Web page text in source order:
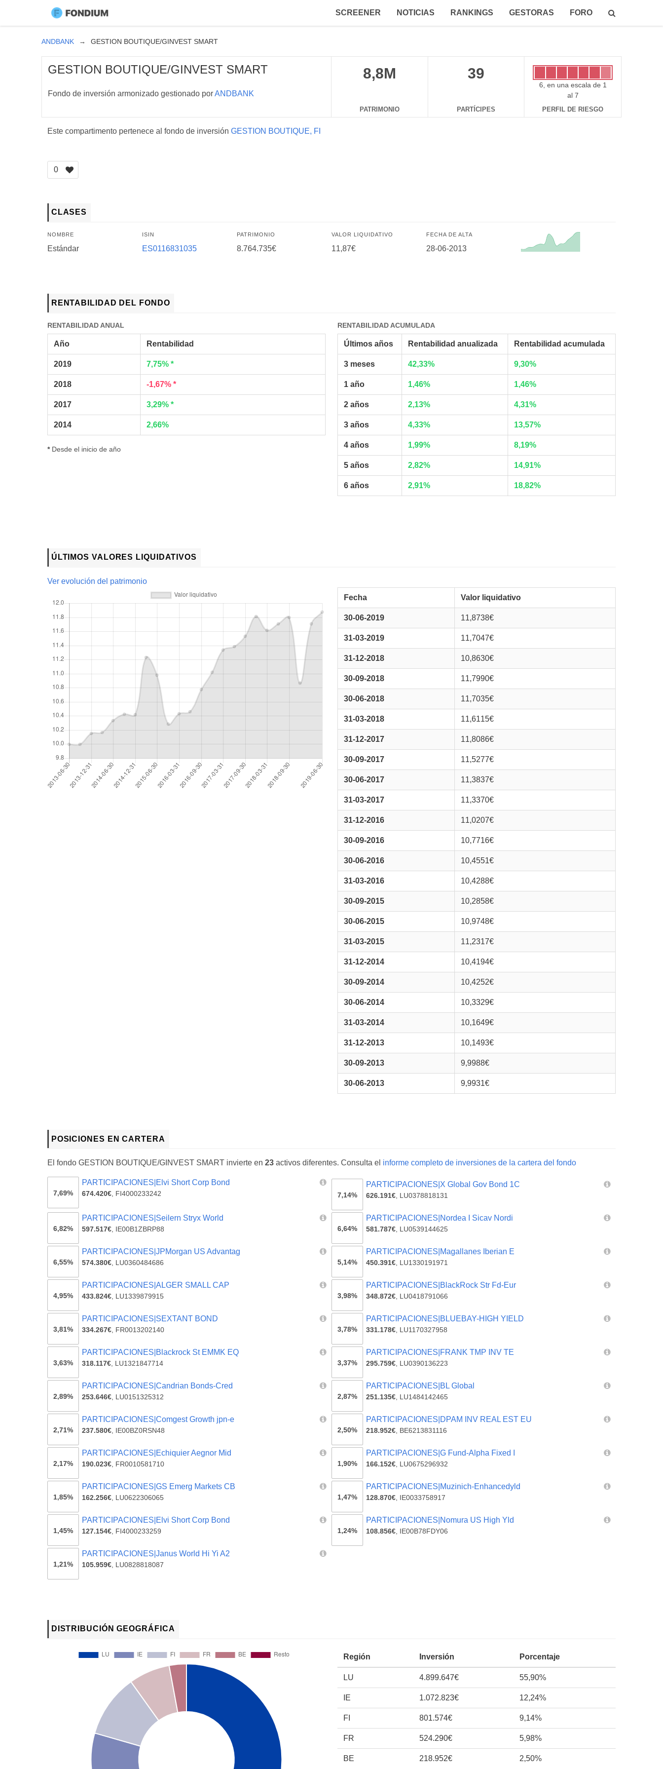
SCREENER NOTICIAS RANKINGS GESTORAS FORO
ANDBANK GESTION BOUTIQUE/GINVEST SMART
GESTION BOUTIQUE/GINVEST SMART
Fondo de inversión armonizado gestionado porANDBANK
8,8M
PATRIMONIO
39
PARTÍCIPES
6, en una escala de 1
al 7
PERFIL DE RIESGO
Este compartimento pertenece al fondo de inversión GESTION BOUTIQUE, FI
0
CLASES
NOMBRE
Estándar
ISIN
ES0116831035
PATRIMONIO
8.764.735€
VALOR LIQUIDATIVO
11,87€
FECHA DE ALTA
28-06-2013
RENTABILIDAD DEL FONDO
RENTABILIDAD ANUAL
Año Rentabilidad
2019 7,75% *
2018 -1,67% *
2017 3,29% *
2014 2,66%
*Desde el inicio de año
RENTABILIDAD ACUMULADA
Últimos años Rentabilidad anualizada Rentabilidad acumulada
3 meses 42,33% 9,30%
1 año 1,46% 1,46%
2 años 2,13% 4,31%
3 años 4,33% 13,57%
4 años 1,99% 8,19%
5 años 2,82% 14,91%
6 años 2,91% 18,82%
ÚLTIMOS VALORES LIQUIDATIVOS
Ver evolución del patrimonio
Fecha
Valor liquidativo
30-06-2019 11,8738€
31-03-2019 11,7047€
31-12-2018 10,8630€
30-09-2018 11,7990€
30-06-2018 11,7035€
31-03-2018 11,6115€
31-12-2017 11,8086€
30-09-2017 11,5277€
30-06-2017 11,3837€
31-03-2017 11,3370€
31-12-2016 11,0207€
30-09-2016 10,7716€
30-06-2016 10,4551€
31-03-2016 10,4288€
30-09-2015 10,2858€
30-06-2015 10,9748€
31-03-2015 11,2317€
31-12-2014 10,4194€
30-09-2014 10,4252€
30-06-2014 10,3329€
31-03-2014 10,1649€
31-12-2013 10,1493€
30-09-2013 9,9988€
30-06-2013 9,9931€
POSICIONES EN CARTERA
El fondo GESTION BOUTIQUE/GINVEST SMART invierte en 23 activos diferentes. Consulta el informe completo de inversiones de la cartera del fondo
7,69%
PARTICIPACIONES|Elvi Short Corp Bond
674.420€, FI4000233242 7,14%
PARTICIPACIONES|X Global Gov Bond 1C
626.191€, LU0378818131
6,82%
PARTICIPACIONES|Seilern Stryx World
597.517€, IE00B1ZBRP88 6,64%
PARTICIPACIONES|Nordea I Sicav Nordi
581.787€, LU0539144625
6,55%
PARTICIPACIONES|JPMorgan US Advantag
574.380€, LU0360484686 5,14%
PARTICIPACIONES|Magallanes Iberian E
450.391€, LU1330191971
4,95%
PARTICIPACIONES|ALGER SMALL CAP
433.824€, LU1339879915 3,98%
PARTICIPACIONES|BlackRock Str Fd-Eur
348.872€, LU0418791066
3,81%
PARTICIPACIONES|SEXTANT BOND
334.267€, FR0013202140 3,78%
PARTICIPACIONES|BLUEBAY-HIGH YIELD
331.178€, LU1170327958
3,63%
PARTICIPACIONES|Blackrock St EMMK EQ
318.117€, LU1321847714 3,37%
PARTICIPACIONES|FRANK TMP INV TE
295.759€, LU0390136223
2,89%
PARTICIPACIONES|Candrian Bonds-Cred
253.646€, LU0151325312 2,87%
PARTICIPACIONES|BL Global
251.135€, LU1484142465
2,71%
PARTICIPACIONES|Comgest Growth jpn-e
237.580€, IE00BZ0RSN48 2,50%
PARTICIPACIONES|DPAM INV REAL EST EU
218.952€, BE6213831116
2,17%
PARTICIPACIONES|Echiquier Aegnor Mid
190.023€, FR0010581710 1,90%
PARTICIPACIONES|G Fund-Alpha Fixed I
166.152€, LU0675296932
1,85%
PARTICIPACIONES|GS Emerg Markets CB
162.256€, LU0622306065 1,47%
PARTICIPACIONES|Muzinich-Enhancedyld
128.870€, IE0033758917
1,45%
PARTICIPACIONES|Elvi Short Corp Bond
127.154€, FI4000233259 1,24%
PARTICIPACIONES|Nomura US High Yld
108.856€, IE00B78FDY06
1,21%
PARTICIPACIONES|Janus World Hi Yi A2
105.959€, LU0828818087
DISTRIBUCIÓN GEOGRÁFICA
Región Inversión Porcentaje
LU 4.899.647€ 55,90%
IE 1.072.823€ 12,24%
FI 801.574€ 9,14%
FR 524.290€ 5,98%
BE 218.952€ 2,50%